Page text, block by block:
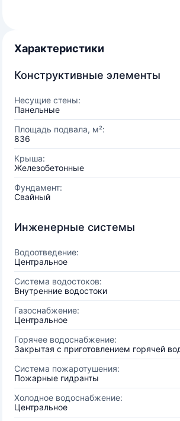
Характеристики
Конструктивные элементы
Несущие стены:
Панельные
Площадь подвала, м²:
836
Крыша:
Железобетонные
Фундамент:
Свайный
Инженерные системы
Водоотведение:
Центральное
Система водостоков:
Внутренние водостоки
Газоснабжение:
Центральное
Горячее водоснабжение:
Закрытая с приготовлением горячей
Система пожаротушения:
Пожарные гидранты
Холодное водоснабжение:
Центральное